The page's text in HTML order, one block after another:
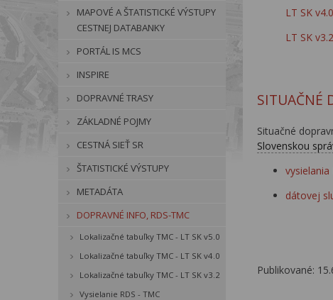
LT SK v4.0
LT SK v3.2
SITUAČNÉ
Situačné
Slovenskou
vysielania
dátovej
Publikované:
MAPOVÉ A ŠTATISTICKÉ VÝSTUPY
CESTNEJ DATABANKY
PORTÁL IS MCS
INSPIRE
DOPRAVNÉ TRASY
ZÁKLADNÉ POJMY
CESTNÁ SIEŤ SR
ŠTATISTICKÉ VÝSTUPY
METADÁTA
DOPRAVNÉ INFO, RDS-TMC
Lokalizačné tabuľky TMC - LT SK v5.0
Lokalizačné tabuľky TMC - LT SK v4.0
Lokalizačné tabuľky TMC - LT SK v3.2
Vysielanie RDS - TMC